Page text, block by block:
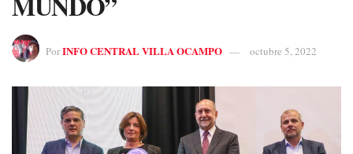
PorINFO CENTRAL VILLA OCAMPO octubre 5, 2022